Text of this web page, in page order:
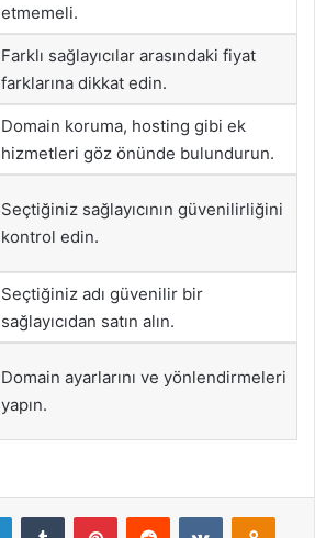
etmemeli.
Farklı sağlayıcılar arasındaki fiyat
farklarına dikkat edin.
Domain koruma, hosting gibi ek
hizmetleri göz önünde bulundurun.
Seçtiğiniz sağlayıcının güvenilirliğini
kontrol edin.
Seçtiğiniz adı güvenilir bir
sağlayıcıdan satın alın.
Domain ayarlarını ve yönlendirmeleri
yapın.
LinkedInTumblr PinterestReddit VKontakte